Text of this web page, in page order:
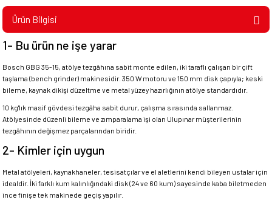
Ürün Bilgisi
1- Bu ürün ne işe yarar
Bosch GBG 35-15, atölye tezgâhına sabit monte edilen, iki taraflı çalışan bir çift
taşlama (bench grinder) makinesidir. 350 W motoru ve 150 mm disk çapıyla; keski
bileme, kaynak dikişi düzeltme ve metal yüzey hazırlığının atölye standardıdır.
10 kg'lık masif gövdesi tezgâha sabit durur, çalışma sırasında sallanmaz.
Atölyesinde düzenli bileme ve zımparalama işi olan Ulupınar müşterilerinin
tezgâhının değişmez parçalarından biridir.
2- Kimler için uygun
Metal atölyeleri, kaynakhaneler, tesisatçılar ve el aletlerini kendi bileyen ustalar için
idealdir. İki farklı kum kalınlığındaki disk (24 ve 60 kum) sayesinde kaba biletmeden
ince finişe tek makinede geçiş yapılır.